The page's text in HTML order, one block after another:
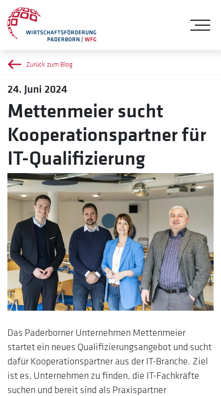
Zurück zum Blog
24. Juni 2024
Mettenmeier sucht
Kooperationspartner für
IT-Qualifizierung
Das Paderborner Unternehmen Mettenmeier
startet ein neues Qualifizierungsangebot und sucht
dafür Kooperationspartner aus der IT-Branche. Ziel
ist es, Unternehmen zu finden, die IT-Fachkräfte
suchen und bereit sind als Praxispartner